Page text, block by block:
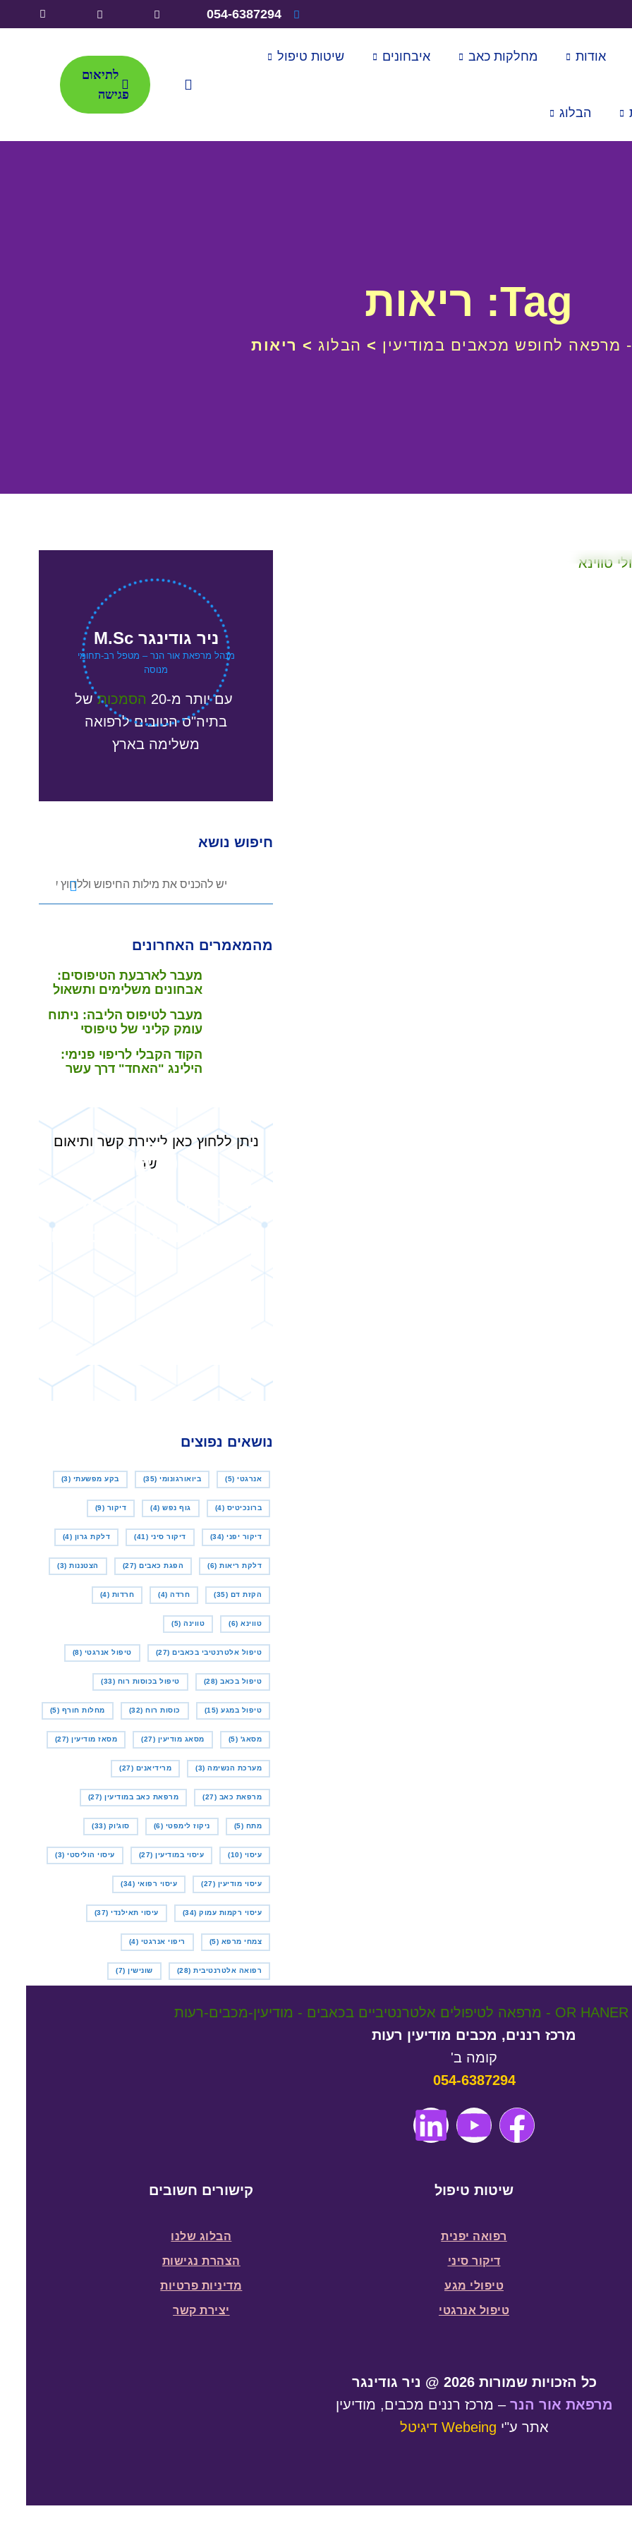
אודות מחלקות כאב איבחונים שיטות טיפול
הבלוג
לתיאום
פגישה
Tag: ריאות
מרפאה לחופש מכאבים במודיעין > הבלוג> ריאות
ניר גודינגר M.Sc
מנהל מרפאת אור הנר – מטפל רב-תחומי
מנוסה
עם יותר מ-20 הסמכותשל
בתיה"סהטובים לרפואה
משלימה בארץ
חיפוש נושא
מהמאמרים האחרונים
מעבר לארבעת הטיפוסים:
אבחונים משלימים ותשאול
מעבר לטיפוס הליבה: ניתוח
עומק קליני של טיפוסי
הקוד הקבלי לריפוי פנימי:
הילינג "האחד" דרך עשר
זה בדיוק הזמן לבוא אליי
ניתן ללחוץ כאן ליצירת קשר ותיאום
פגישה
נושאים נפוצים
אנרגטי(5) ביואורגונומי(35) בקע מפשעתי (3)
ברונכיטיס (4) גוף נפש(4) דיקור (9)
דיקור יפני(34) דיקור סיני (41) דלקת גרון (4)
דלקת ריאות(6) הפגת כאבים(27) הצטננות(3)
הקזת דם (35) חרדה(4) חרדות (4)
טווינא(6) טווינה(5)
טיפול אלטרנטיבי בכאבים(27) טיפול אנרגטי (8)
טיפול בכאב(28) טיפול בכוסות רוח (33)
טיפול במגע(15) כוסות רוח(32) מחלות חורף (5)
מסאג' (5) מסאג מודיעין (27) מסאז מודיעין(27)
מערכת הנשימה(3) מרידיאנים (27)
מרפאת כאב (27) מרפאת כאב במודיעין(27)
מתח (5) ניקוז לימפטי (6) סוג'וק (33)
עיסוי (10) עיסוי במודיעין(27) עיסוי הוליסטי(3)
עיסוי מודיעין (27) עיסוי רפואי (34)
עיסוי רקמות עמוק(34) עיסוי תאילנדי(37)
צמחי מרפא (5) ריפוי אנרגטי (4)
רפואה אלטרנטיבית(28) שונישין(7)
מרכז רננים, מכבים מודיעין רעות
קומה ב'
054-6387294
שיטות טיפול
רפואה יפנית
דיקור סיני
טיפולי מגע
טיפול אנרגטי
קישורים חשובים
הבלוג שלנו
הצהרת נגישות
מדיניות פרטיות
יצירת קשר
כל הזכויות שמורות 2026 @ ניר גודינגר
מרפאת אור הנר – מרכז רננים מכבים, מודיעין
אתר ע"י Webeing דיגיטל